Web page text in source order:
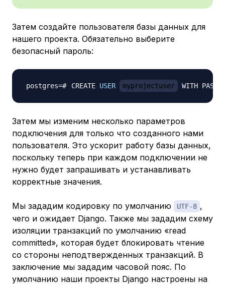
Затем создайте пользователя базы данных для
нашего проекта. Обязательно выберите
безопасный пароль:
CREATE USER myprojectuser WITH
Затем мы изменим несколько параметров
подключения для только что созданного нами
пользователя. Это ускорит работу базы данных,
поскольку теперь при каждом подключении не
нужно будет запрашивать и устанавливать
корректные значения.
Мы зададим кодировку по умолчанию UTF-8 ,
чего и ожидает Django. Также мы зададим схему
изоляции транзакций по умолчанию «read
committed», которая будет блокировать чтение
со стороны неподтвержденных транзакций. В
заключение мы зададим часовой пояс. По
умолчанию наши проекты Django настроены на